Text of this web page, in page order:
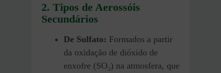
2. Tipos de Aerossóis
Secundários
De Sulfato: Formados a partir
da oxidação de dióxido de
enxofre (SO₂) na atmosfera, que